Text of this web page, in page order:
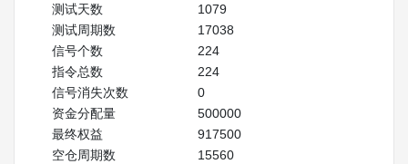
测试天数
1079
测试周期数
17038
信号个数
224
指令总数
224
信号消失次数
0
资金分配量
500000
最终权益
917500
空仓周期数
15560